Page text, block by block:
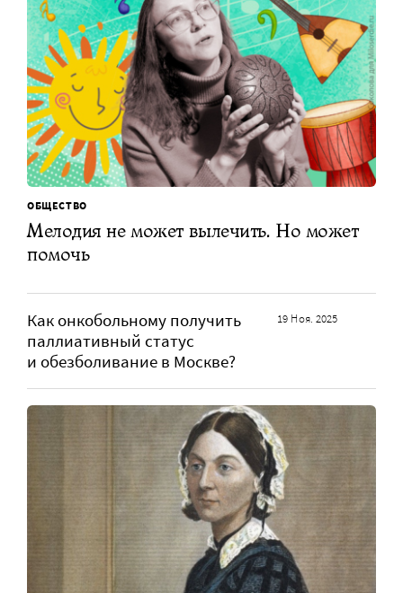
ОБЩЕСТВО
Мелодия не может вылечить. Но может
помочь
Как онкобольному получить
паллиативный статус
и обезболивание в Москве?
19 Ноя. 2025